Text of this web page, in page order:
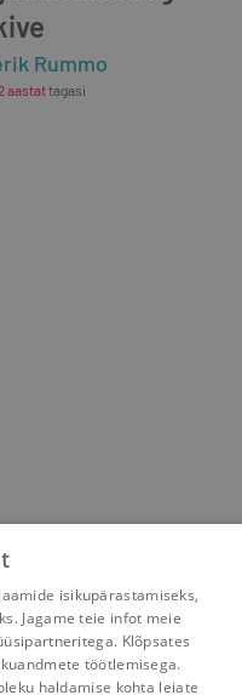
Rummo
aastattagasi
isikupärastamiseks,
Jagame teie infot meie
Klõpsates
töötlemisega.
haldamise kohta leiate